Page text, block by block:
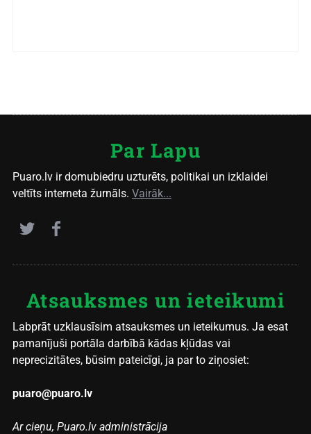
Par Lapu
Puaro.lv ir domubiedru uzturēts, politikai un izklaidei
veltīts interneta žurnāls. Vairāk...
Atsauksmes un ieteikumi
Labprāt uzklausīsim atsauksmes un ieteikumus. Ja esat
pamanījuši portāla darbībā kādas kļūdas vai
neprecizitātes, būsim pateicīgi, ja par to ziņosiet:
puaro@puaro.lv
Ar cieņu, Puaro.lv administrācija